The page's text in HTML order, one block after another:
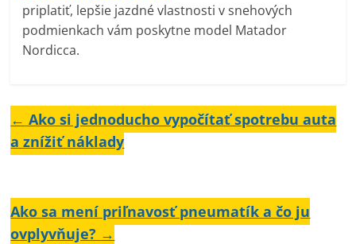
priplatiť, lepšie jazdné vlastnosti v snehových
podmienkach vám poskytne model Matador
Nordicca.
← Ako si jednoducho vypočítať spotrebu auta
a znížiť náklady
Ako sa mení priľnavosť pneumatík a čo ju
ovplyvňuje? →